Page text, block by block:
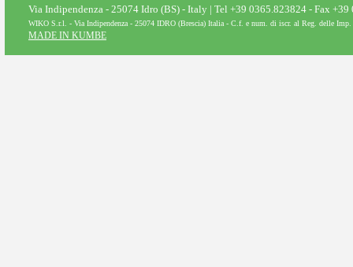
Via Indipendenza - 25074 Idro (BS) - Italy | Tel +39 0365.823824 - Fax
WIKO S.r.l. - Via Indipendenza - 25074 IDRO (Brescia) Italia - C.f. e num. di iscr. al Reg. delle
MADE IN KUMBE